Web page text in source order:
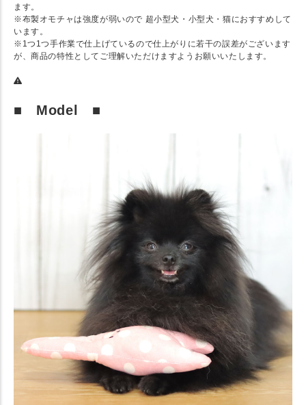
ます。
※布製オモチャは強度が弱いので 超小型犬・小型犬・猫におすすめして
います。
※1つ1つ手作業で仕上げているので仕上がりに若干の誤差がございます
が、商品の特性としてご理解いただけますようお願いいたします。
■ Model ■